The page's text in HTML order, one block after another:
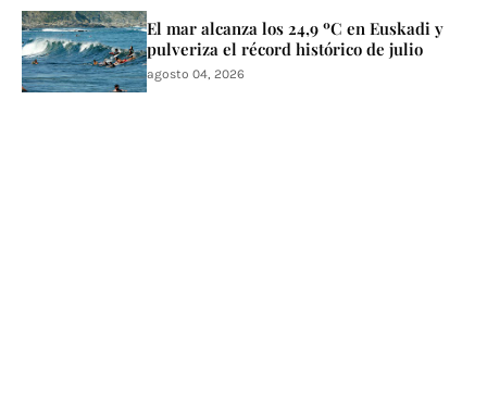
El mar alcanza los 24,9 ºC en Euskadi y
pulveriza el récord histórico de julio
agosto 04, 2026